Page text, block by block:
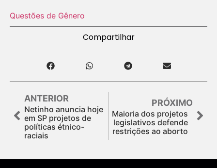
Questões de Gênero
Compartilhar
ANTERIOR
Netinho anuncia hoje
em SP projetos de
políticas étnico-
raciais
PRÓXIMO
Maioria dos projetos
legislativos defende
restrições ao aborto